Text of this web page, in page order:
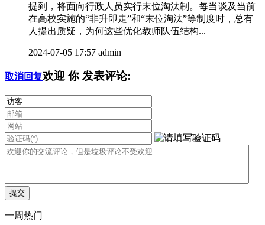
提到，将面向行政人员实行末位淘汰制。每当谈及当前
在高校实施的“非升即走”和“末位淘汰”等制度时，总有
人提出质疑，为何这些优化教师队伍结构...
2024-07-05 17:57 admin
取消回复欢迎 你发表评论:
一周热门